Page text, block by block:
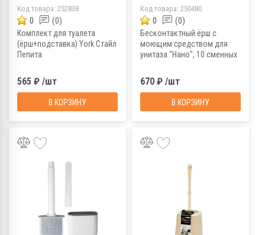
Код товара: 252838
0 (0)
Комплект для туалета
(ёрш+подставка) York Стайл
Пепита
565 ₽ /шт
В КОРЗИНУ
Код товара: 250480
0 (0)
Бесконтактный ёрш с
моющим средством для
унитаза "Нано", 10 сменных
670 ₽ /шт
В КОРЗИНУ